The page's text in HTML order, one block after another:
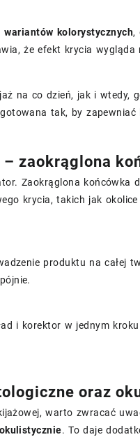
wariantów kolorystycznych,
że efekt krycia
na co dzień, jak i wtedy,
tak, by
zaokrąglona
Zaokrąglona końcówka
krycia, takich jak
produktu na całej
i korektor w jednym
oraz
warto zwracać
. To daje